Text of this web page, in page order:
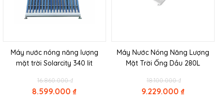
Máy nước nóng năng lượng
mặt trời Solarcity 340 lit
16.860.000₫Original
price
was:
8.599.000 ₫
Máy Nước Nóng Năng Lượng
Mặt Trời Ống Dầu 280L
18.100.000₫Original
price
was:
9.229.000 ₫